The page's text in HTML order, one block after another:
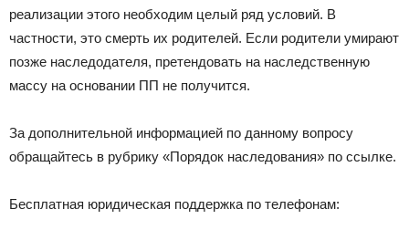
реализации этого необходим целый ряд условий. В
частности, это смерть их родителей. Если родители умирают
позже наследодателя, претендовать на наследственную
массу на основании ПП не получится.
За дополнительной информацией по данному вопросу
обращайтесь в рубрику «Порядок наследования» по ссылке.
Бесплатная юридическая поддержка по телефонам: